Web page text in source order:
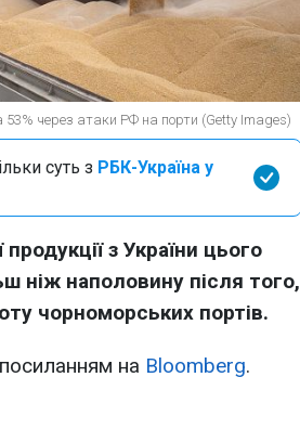
53% через атаки РФ на порти (Getty Images)
суть з РБК-Україна у
з України цього
ніж наполовину після того,
чорноморських портів.
на Bloomberg.